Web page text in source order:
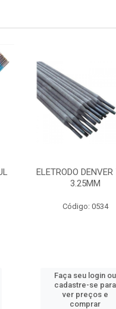
ELETRODO
3.25MM
Código: 0534
Faça seu login ou
cadastre-se para
ver preços e
comprar